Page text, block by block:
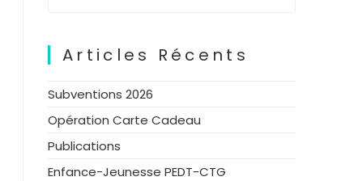
Articles Récents
Subventions 2026
Opération Carte Cadeau
Publications
Enfance-Jeunesse PEDT-CTG